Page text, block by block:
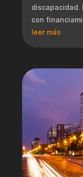
discapacidad.
con
leer más